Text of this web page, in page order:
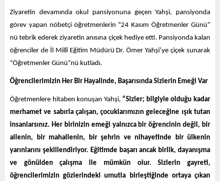
Ziyaretin devamında okul pansiyonuna geçen Yahşi, pansiyonda
görev yapan nöbetçi öğretmenlerin “24 Kasım Öğretmenler Günü”
nü tebrik ederek ziyaretin anısına çiçek hediye etti. Pansiyonda kalan
öğrenciler de İl Millî Eğitim Müdürü Dr. Ömer Yahşi’ye çiçek sunarak
“Öğretmenler Günü”nü kutladı.
Öğrencilerimizin Her Bir Hayalinde, Başarısında Sizlerin Emeği Var
Öğretmenlere hitaben konuşan Yahşi, “Sizler; bilgiyle olduğu kadar
merhamet ve sabırla çalışan, çocuklarımızın geleceğine ışık tutan
insanlarsınız. Her birinizin emeği yalnızca bir öğrencinin değil, bir
ailenin, bir mahallenin, bir şehrin ve nihayetinde bir ülkenin
yarınlarını şekillendiriyor. Eğitimde başarı ancak birlik, dayanışma
ve gönülden çalışma ile mümkün olur. Sizlerin gayreti,
öğrencilerimizin gözlerindeki umutla birleştiğinde ortaya çıkan